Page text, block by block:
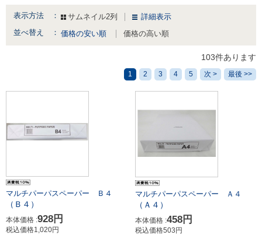
表示方法 ： サムネイル2列
詳細表示
並べ替え ： 価格の安い順 価格の高い順
103件あります
1 2 3 4 5 次 > 最後 >>
マルチパーパスペーパー Ｂ４
（Ｂ４）
本体価格 :928円
税込価格1,020円
マルチパーパスペーパー Ａ４
（Ａ４）
本体価格 :458円
税込価格503円